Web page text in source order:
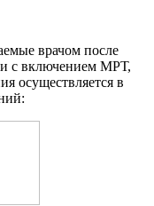
врачом после
с включением МРТ,
осуществляется в